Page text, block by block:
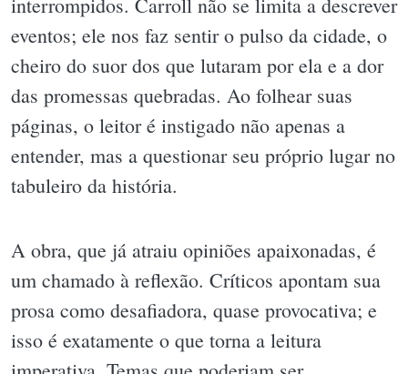
eventos; ele nos faz sentir o pulso da cidade, o
cheiro do suor dos que lutaram por ela e a dor
das promessas quebradas. Ao folhear suas
páginas, o leitor é instigado não apenas a
entender, mas a questionar seu próprio lugar no
tabuleiro da história.
A obra, que já atraiu opiniões apaixonadas, é
um chamado à reflexão. Críticos apontam sua
prosa como desafiadora, quase provocativa; e
isso é exatamente o que torna a leitura